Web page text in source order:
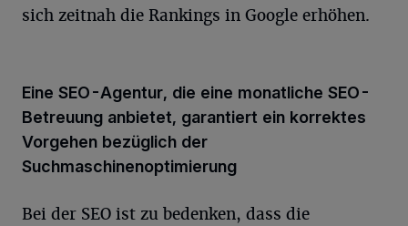
sich zeitnah die Rankings in Google erhöhen.
Eine SEO-Agentur, die eine monatliche SEO-
Betreuung anbietet, garantiert ein korrektes
Vorgehen bezüglich der
Suchmaschinenoptimierung
Bei der SEO ist zu bedenken, dass die